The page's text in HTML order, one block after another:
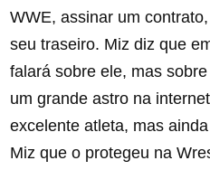
WWE, assinar um
seu traseiro. Miz diz que
falará sobre ele, mas
um grande astro na
excelente atleta, mas
Miz que o protegeu na